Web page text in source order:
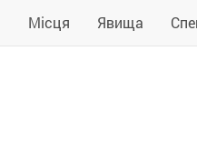
Місця Явища